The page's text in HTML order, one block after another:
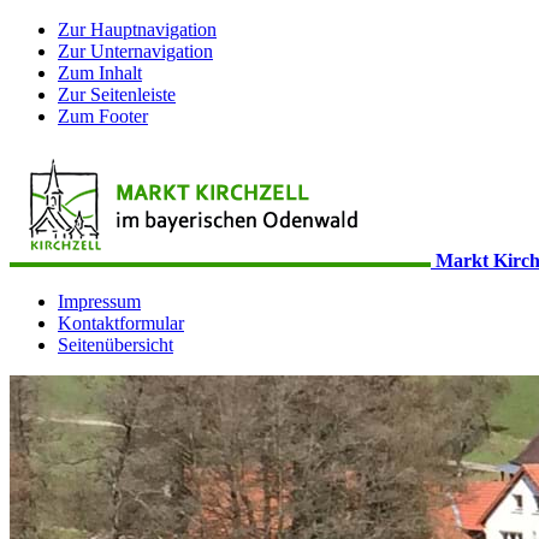
Zur Hauptnavigation
Zur Unternavigation
Zum Inhalt
Zur Seitenleiste
Zum Footer
Markt
Impressum
Kontaktformular
Seitenübersicht